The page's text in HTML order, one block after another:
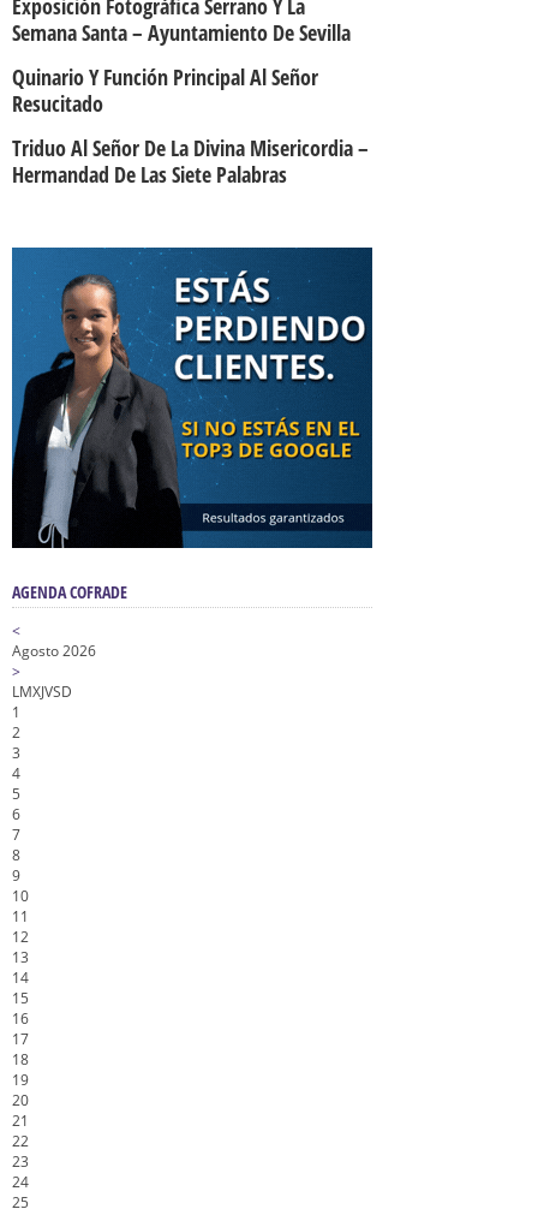
Semana Santa – Ayuntamiento De Sevilla
Quinario Y Función Principal Al Señor
Resucitado
Triduo Al Señor De La Divina Misericordia –
Hermandad De Las Siete Palabras
AGENDA COFRADE
<
Agosto 2026
>
LMXJVSD
1
2
3
4
5
6
7
8
9
10
11
12
13
14
15
16
17
18
19
20
21
22
23
24
25